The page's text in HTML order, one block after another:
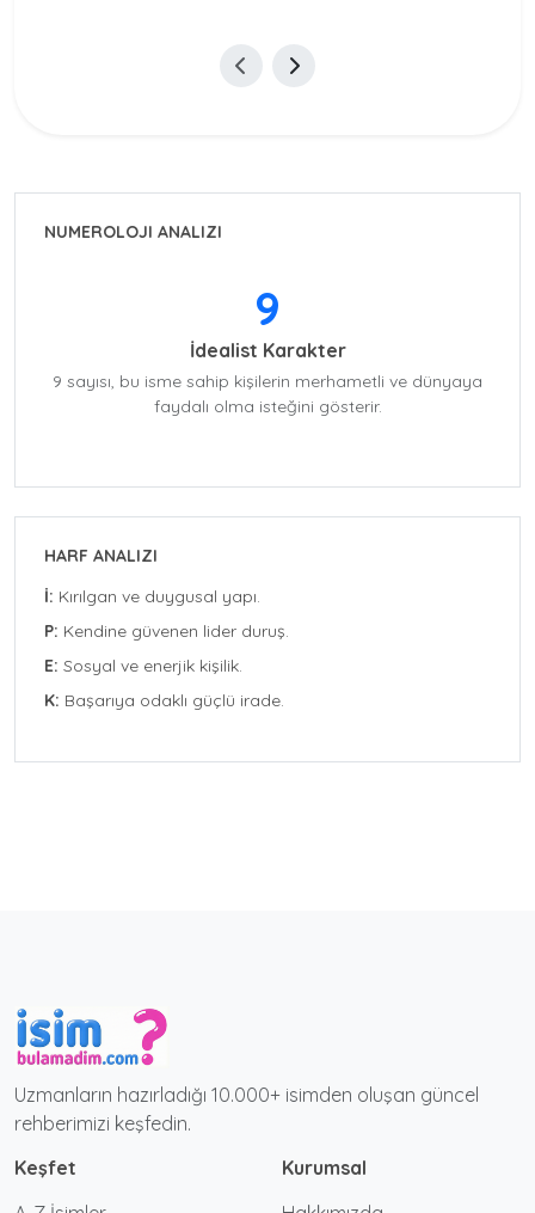
NUMEROLOJI ANALIZI
9
İdealist Karakter
9 sayısı, bu isme sahip kişilerin merhametli ve dünyaya
faydalı olma isteğini gösterir.
HARF ANALIZI
İ: Kırılgan ve duygusal yapı.
P: Kendine güvenen lider duruş.
E: Sosyal ve enerjik kişilik.
K: Başarıya odaklı güçlü irade.
Uzmanların hazırladığı 10.000+ isimden oluşan güncel
rehberimizi keşfedin.
Keşfet
Kurumsal